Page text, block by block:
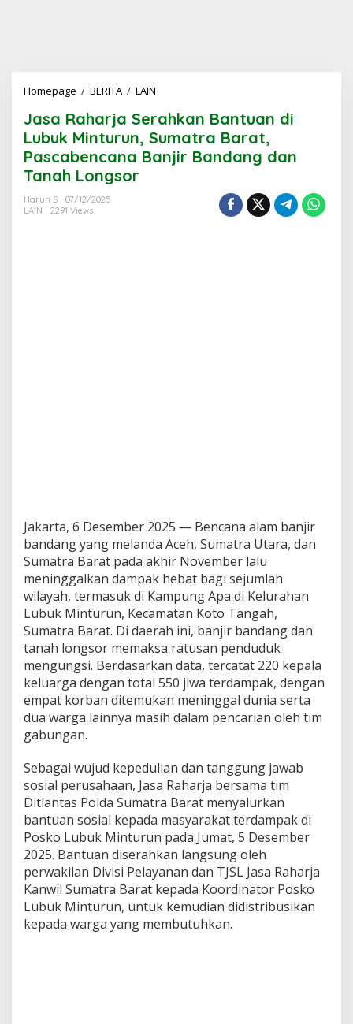
Homepage / BERITA / LAIN
Serahkan
Bantuan
di
Lubuk
Pascabencana
Jasa Raharja Serahkan Bantuan di
Lubuk Minturun, Sumatra Barat,
Pascabencana Banjir Bandang dan
Tanah Longsor
Harun S
07/12/2025
LAIN
2291 Views
Jakarta, 6 Desember 2025 — Bencana alam banjir
bandang yang melanda Aceh, Sumatra Utara, dan
Sumatra Barat pada akhir November lalu
meninggalkan dampak hebat bagi sejumlah
wilayah, termasuk di Kampung Apa di Kelurahan
Lubuk Minturun, Kecamatan Koto Tangah,
Sumatra Barat. Di daerah ini, banjir bandang dan
tanah longsor memaksa ratusan penduduk
mengungsi. Berdasarkan data, tercatat 220 kepala
keluarga dengan total 550 jiwa terdampak, dengan
empat korban ditemukan meninggal dunia serta
dua warga lainnya masih dalam pencarian oleh tim
gabungan.
Sebagai wujud kepedulian dan tanggung jawab
sosial perusahaan, Jasa Raharja bersama tim
Ditlantas Polda Sumatra Barat menyalurkan
bantuan sosial kepada masyarakat terdampak di
Posko Lubuk Minturun pada Jumat, 5 Desember
2025. Bantuan diserahkan langsung oleh
perwakilan Divisi Pelayanan dan TJSL Jasa Raharja
Kanwil Sumatra Barat kepada Koordinator Posko
Lubuk Minturun, untuk kemudian didistribusikan
kepada warga yang membutuhkan.